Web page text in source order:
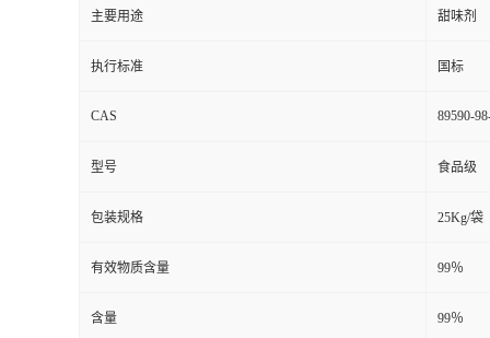
主要用途 甜味剂
执行标准 国标
CAS 89590-
型号 食品级
包装规格 25Kg/袋
有效物质含量 99％
含量 99％